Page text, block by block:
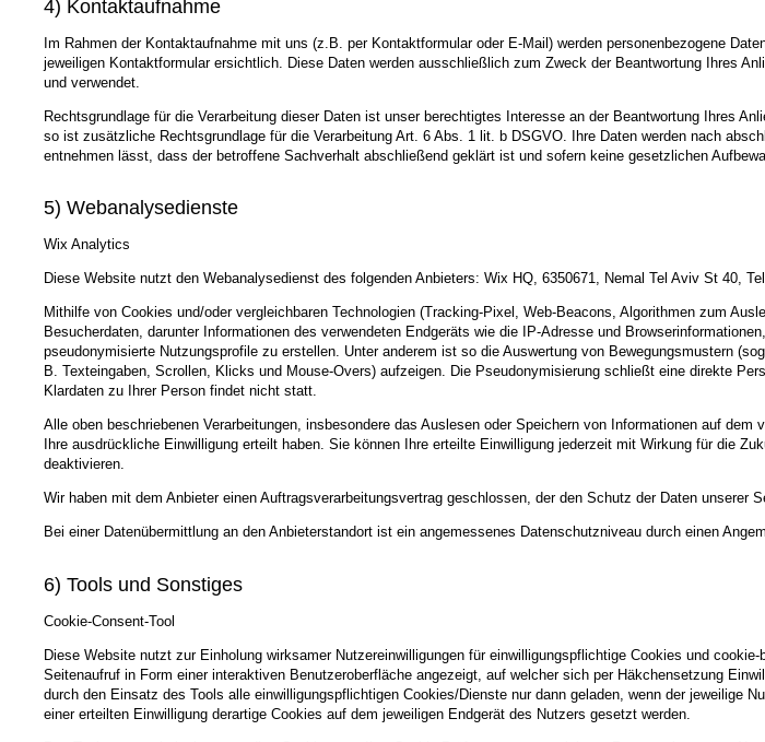
4) Kontaktaufnahme
Im Rahmen der Kontaktaufnahme mit uns (z.B. per Kontaktformular oder E-Mail) werden personenbezogene
jeweiligen Kontaktformular ersichtlich. Diese Daten werden ausschließlich zum Zweck der Beantwortung Ihres
und verwendet.
Rechtsgrundlage für die Verarbeitung dieser Daten ist unser berechtigtes Interesse an der Beantwortung Ihres
so ist zusätzliche Rechtsgrundlage für die Verarbeitung Art. 6 Abs. 1 lit. b DSGVO. Ihre Daten werden nach
entnehmen lässt, dass der betroffene Sachverhalt abschließend geklärt ist und sofern keine gesetzlichen
5) Webanalysedienste
Wix Analytics
Diese Website nutzt den Webanalysedienst des folgenden Anbieters: Wix HQ, 6350671, Nemal Tel Aviv St 40,
Mithilfe von Cookies und/oder vergleichbaren Technologien (Tracking-Pixel, Web-Beacons, Algorithmen zum
Besucherdaten, darunter Informationen des verwendeten Endgeräts wie die IP-Adresse und
pseudonymisierte Nutzungsprofile zu erstellen. Unter anderem ist so die Auswertung von Bewegungsmustern
B. Texteingaben, Scrollen, Klicks und Mouse-Overs) aufzeigen. Die Pseudonymisierung schließt eine direkte
Klardaten zu Ihrer Person findet nicht statt.
Alle oben beschriebenen Verarbeitungen, insbesondere das Auslesen oder Speichern von Informationen auf
Ihre ausdrückliche Einwilligung erteilt haben. Sie können Ihre erteilte Einwilligung jederzeit mit Wirkung für die
deaktivieren.
Wir haben mit dem Anbieter einen Auftragsverarbeitungsvertrag geschlossen, der den Schutz der Daten unserer
Bei einer Datenübermittlung an den Anbieterstandort ist ein angemessenes Datenschutzniveau durch einen
6) Tools und Sonstiges
Cookie-Consent-Tool
Diese Website nutzt zur Einholung wirksamer Nutzereinwilligungen für einwilligungspflichtige Cookies und
Seitenaufruf in Form einer interaktiven Benutzeroberfläche angezeigt, auf welcher sich per Häkchensetzung
durch den Einsatz des Tools alle einwilligungspflichtigen Cookies/Dienste nur dann geladen, wenn der jeweilige
einer erteilten Einwilligung derartige Cookies auf dem jeweiligen Endgerät des Nutzers gesetzt werden.